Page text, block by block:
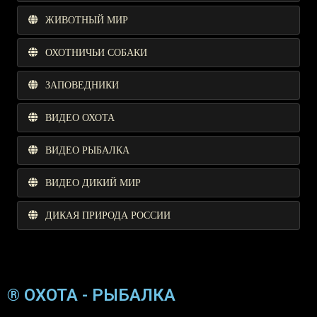
ЖИВОТНЫЙ МИР
ОХОТНИЧЬИ СОБАКИ
ЗАПОВЕДНИКИ
ВИДЕО ОХОТА
ВИДЕО РЫБАЛКА
ВИДЕО ДИКИЙ МИР
ДИКАЯ ПРИРОДА РОССИИ
® ОХОТА - РЫБАЛКА